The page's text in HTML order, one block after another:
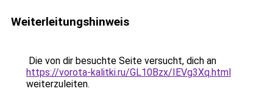
Weiterleitungshinweis
Die von dir besuchte Seite versucht, dich an
https://vorota-kalitki.ru/GL10Bzx/IEVg3Xq.html
weiterzuleiten.